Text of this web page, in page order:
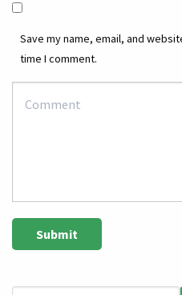
Save my name, email, and
time I comment.